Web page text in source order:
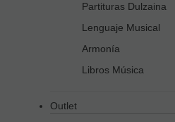
Partituras Dulzaina
Lenguaje Musical
Armonía
Libros Música
Outlet